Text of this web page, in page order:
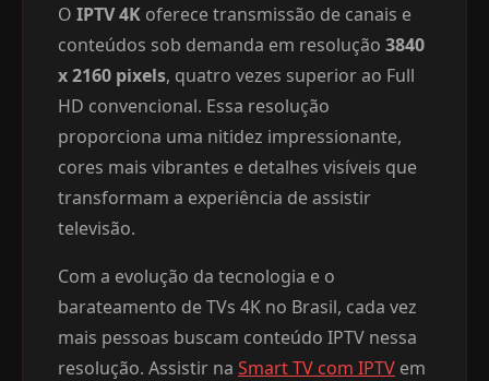
O IPTV 4K oferece transmissão de canais e
conteúdos sob demanda em resolução 3840
x 2160 pixels, quatro vezes superior ao Full
HD convencional. Essa resolução
proporciona uma nitidez impressionante,
cores mais vibrantes e detalhes visíveis que
transformam a experiência de assistir
televisão.
Com a evolução da tecnologia e o
barateamento de TVs 4K no Brasil, cada vez
mais pessoas buscam conteúdo IPTV nessa
resolução. Assistir na Smart TV com IPTV em